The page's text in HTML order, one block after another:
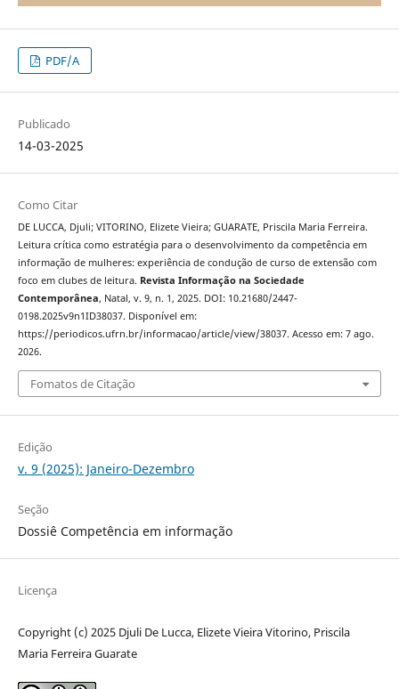
PDF/A
Publicado
14-03-2025
Como Citar
DE LUCCA, Djuli; VITORINO, Elizete Vieira; GUARATE, Priscila Maria Ferreira.
Leitura crítica como estratégia para o desenvolvimento da competência em
informação de mulheres: experiência de condução de curso de extensão com
foco em clubes de leitura. Revista Informação na Sociedade
Contemporânea, Natal, v. 9, n. 1, 2025. DOI: 10.21680/2447-
0198.2025v9n1ID38037. Disponível em:
https://periodicos.ufrn.br/informacao/article/view/38037. Acesso em: 7 ago.
2026.
Fomatos de Citação
Edição
v. 9 (2025): Janeiro-Dezembro
Seção
Dossiê Competência em informação
Licença
Copyright (c) 2025 Djuli De Lucca, Elizete Vieira Vitorino, Priscila
Maria Ferreira Guarate